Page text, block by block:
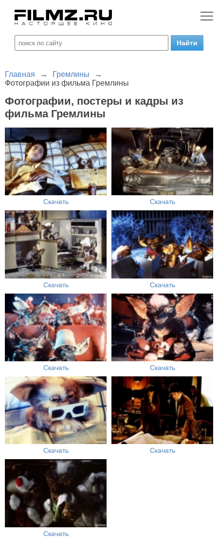
Главная → Гремлины
→
Фотографии из фильма Гремлины
Фотографии, постеры и кадры из
фильма Гремлины
Скачать Скачать
Скачать Скачать
Скачать Скачать
Скачать Скачать
Скачать